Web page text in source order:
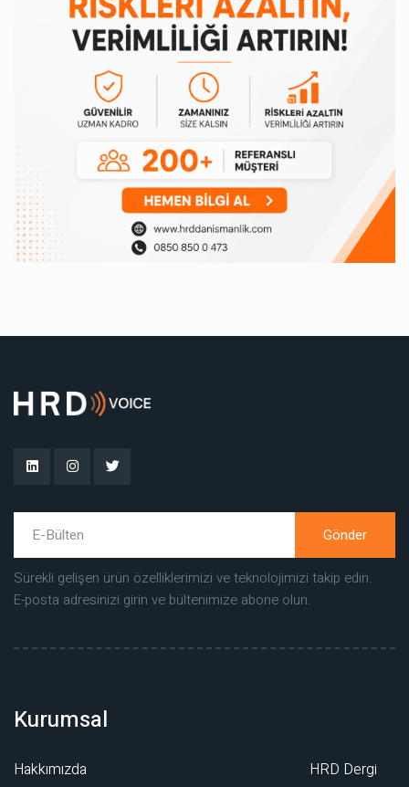
Gönder
Sürekli gelişen ürün özelliklerimizi ve teknolojimizi takip edin.
E-posta adresinizi girin ve bültenimize abone olun.
Kurumsal
Hakkımızda
HRD Dergi